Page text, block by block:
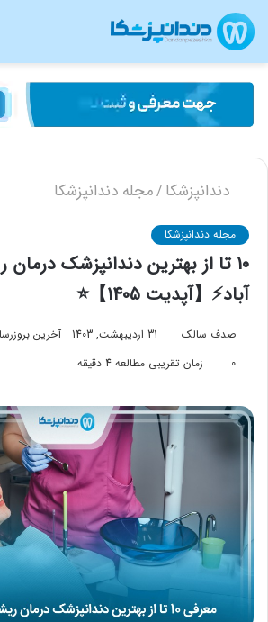
دندانپزشکا /مجله دندانپزشکا
مجله دندانپزشکا
10 تا از بهترین دندانپزشک
آباد⚡【آپدیت 1405】⭐
صدف سالک 31 اردیبهشت, 1403
آخرین بروزرسانی: 14
0
زمان تقریبی مطالعه 4 دقیقه